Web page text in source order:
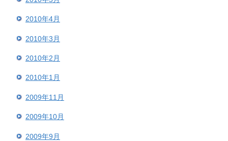
2010年4月
2010年3月
2010年2月
2010年1月
2009年11月
2009年10月
2009年9月